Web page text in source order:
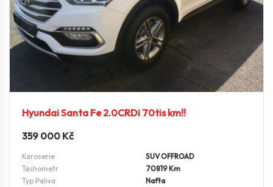
Hyundai Santa Fe 2.0CRDi 70tis km!!
359 000 Kč
Karoserie
SUV OFFROAD
Tachometr
70819 Km
Typ Paliva
Nafta